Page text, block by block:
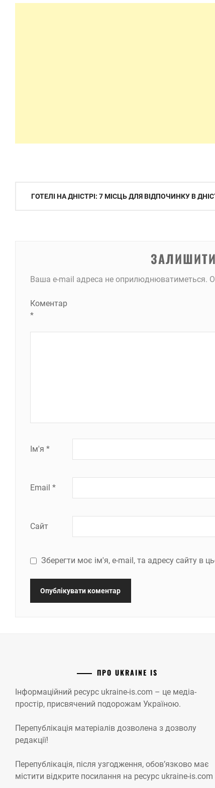
Навігація
ГОТЕЛІ НА ДНІСТРІ: 7 МІСЦЬ ДЛЯ ВІДПОЧИНКУ В
Ваша e-mail адреса не оприлюднюватиметься.
Коментар
*
Ім'я *
Email *
Сайт
Зберегти моє ім'я, e-mail, та адресу сайту в
ПРО UKRAINE IS
Інформаційний ресурс ukraine-is.com – це медіа-
простір, присвячений подорожам Україною.
Перепублікація матеріалів дозволена з дозволу
редакції!
Перепублікація, після узгодження, обов’язково має
містити відкрите посилання на ресурс ukraine-is.com